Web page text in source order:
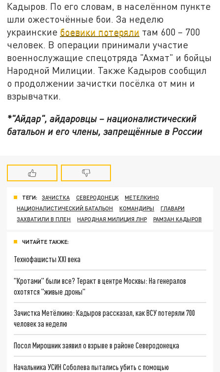
Кадыров. По его словам, в населённом пункте
шли ожесточённые бои. За неделю
украинские боевики потеряли там 600 – 700
человек. В операции принимали участие
военнослужащие спецотряда "Ахмат" и бойцы
Народной Милиции. Также Кадыров сообщил
о продолжении зачистки посёлка от мин и
взрывчатки.
*"Айдар", айдаровцы – националистический
батальон и его члены, запрещённые в России
ТЕГИ: ЗАЧИСТКА СЕВЕРОДОНЕЦК
МЕТЕЛКИНО
НАЦИОНАЛИСТИЧЕСКИЙ БАТАЛЬОН
КОМАНДИРЫ
ГЛАВАРИ
ЗАХВАТИЛИ В ПЛЕН
НАРОДНАЯ МИЛИЦИЯ ЛНР РАМЗАН КАДЫРОВ
ЧИТАЙТЕ ТАКЖЕ:
Технофашисты XXI века
"Кротами" были все? Теракт в центре Москвы: На генералов
охотятся "живые дроны"
Зачистка Метёлкино: Кадыров рассказал, как ВСУ потеряли 700
человек за неделю
Посол Мирошник заявил о взрыве в районе Северодонецка
Начальника УСИН Соболева пытались убить с помощью